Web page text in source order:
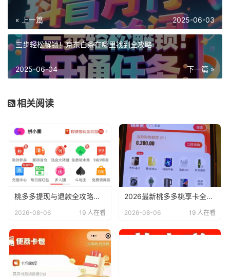
« 上一篇 2025-06-03
三步轻松解锁！京东白条在哪里找到全攻略
下一篇 »
2025-06-04
相关阅读
桃多多提现与退款全攻略，2026年最新商家必看避坑指南
2026-08-06 19 人在看
2026最新桃多多桃享卡全攻略：开通、使用变现提现及避坑指南
2026-08-06 19 人在看